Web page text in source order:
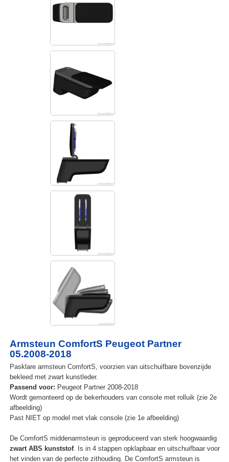
Armsteun ComfortS Peugeot Partner
05.2008-2018
Pasklare armsteun ComfortS, voorzien van uitschuifbare bovenzijde
bekleed met zwart kunstleder.
Passend voor: Peugeot Partner 2008-2018
Wordt gemonteerd op de bekerhouders van console met rolluik (zie 2e
afbeelding)
Past NIET op model met vlak console (zie 1e afbeelding)
De ComfortS middenarmsteun is geproduceerd van sterk hoogwaardig
zwart ABS kunststof. Is in 4 stappen opklapbaar en uitschuifbaar voor
het vinden van de perfecte zithouding. De ComfortS armsteun is